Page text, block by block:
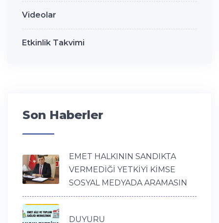
Videolar
Etkinlik Takvimi
Son Haberler
EMET HALKININ SANDIKTA
VERMEDİĞİ YETKİYİ KİMSE
SOSYAL MEDYADA ARAMASIN
DUYURU